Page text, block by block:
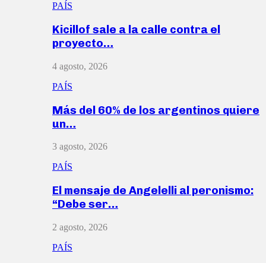
PAÍS
Kicillof sale a la calle contra el
proyecto…
4 agosto, 2026
PAÍS
Más del 60% de los argentinos quiere
un…
3 agosto, 2026
PAÍS
El mensaje de Angelelli al peronismo:
“Debe ser…
2 agosto, 2026
PAÍS